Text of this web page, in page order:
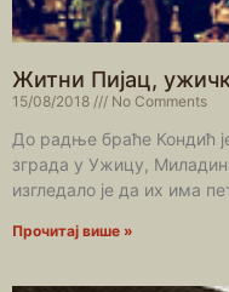
Житни Пијац,
15/08/2018 No Comments
До радње браће Кондић
зграда у Ужицу,
изгледало је да их има
Прочитај више »